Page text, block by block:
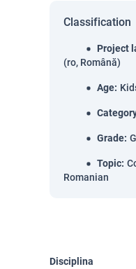
Classification
Project
(ro, Română)
Age:
Grade:
Topic:
Romanian
Disciplina